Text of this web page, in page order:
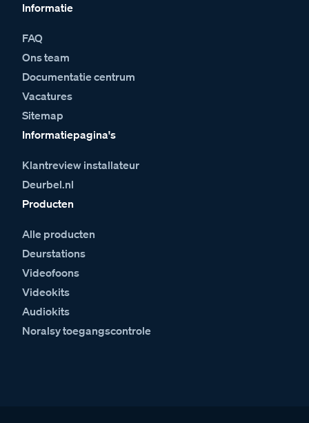
Informatie
FAQ
Ons team
Documentatie centrum
Vacatures
Sitemap
Informatiepagina's
Klantreview installateur
Deurbel.nl
Producten
Alle producten
Deurstations
Videofoons
Videokits
Audiokits
Noralsy toegangscontrole